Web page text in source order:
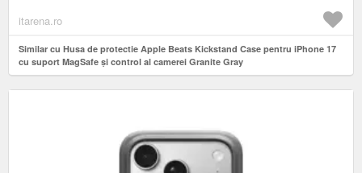
itarena.ro
Similar cu Husa de protectie Apple Beats Kickstand Case pentru iPhone 17
cu suport MagSafe și control al camerei Granite Gray